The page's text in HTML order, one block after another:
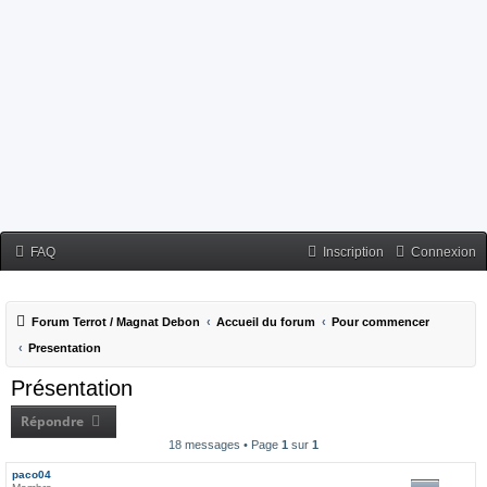
FAQ Connexion
Inscription
Forum Terrot / Magnat Debon Accueil du forum
Pour commencer
Presentation
Présentation
Répondre
18 messages • Page 1 sur 1
paco04